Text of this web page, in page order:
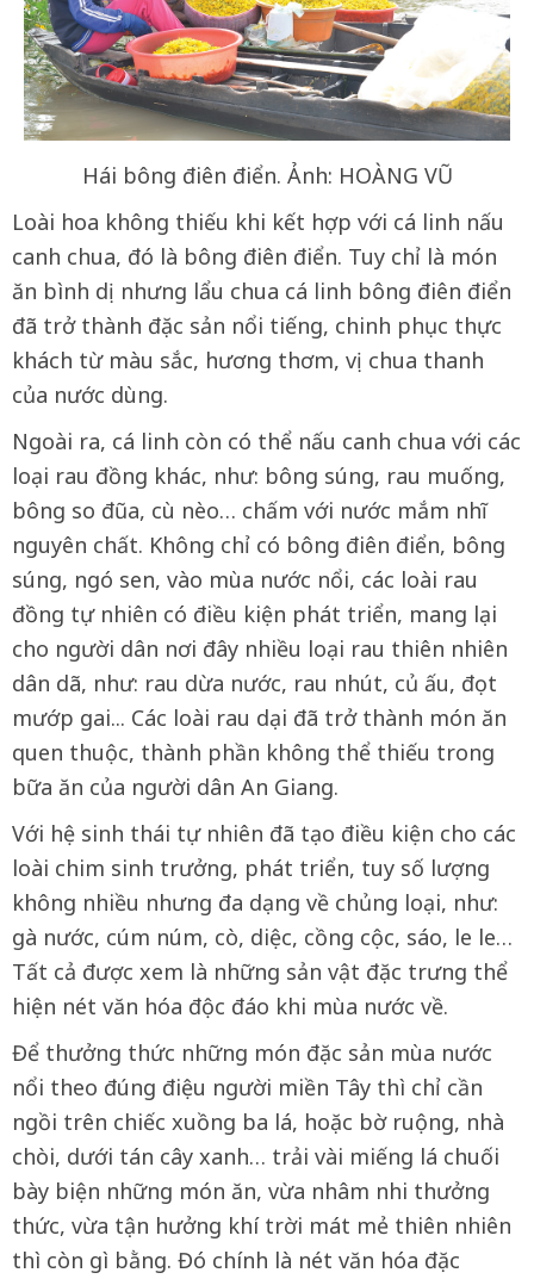
Hái bông điên điển. Ảnh: HOÀNG VŨ
Loài hoa không thiếu khi kết hợp với cá linh nấu
canh chua, đó là bông điên điển. Tuy chỉ là món
ăn bình dị nhưng lẩu chua cá linh bông điên điển
đã trở thành đặc sản nổi tiếng, chinh phục thực
khách từ màu sắc, hương thơm, vị chua thanh
của nước dùng.
Ngoài ra, cá linh còn có thể nấu canh chua với các
loại rau đồng khác, như: bông súng, rau muống,
bông so đũa, cù nèo… chấm với nước mắm nhĩ
nguyên chất. Không chỉ có bông điên điển, bông
súng, ngó sen, vào mùa nước nổi, các loài rau
đồng tự nhiên có điều kiện phát triển, mang lại
cho người dân nơi đây nhiều loại rau thiên nhiên
dân dã, như: rau dừa nước, rau nhút, củ ấu, đọt
mướp gai... Các loài rau dại đã trở thành món ăn
quen thuộc, thành phần không thể thiếu trong
bữa ăn của người dân An Giang.
Với hệ sinh thái tự nhiên đã tạo điều kiện cho các
loài chim sinh trưởng, phát triển, tuy số lượng
không nhiều nhưng đa dạng về chủng loại, như:
gà nước, cúm núm, cò, diệc, cồng cộc, sáo, le le…
Tất cả được xem là những sản vật đặc trưng thể
hiện nét văn hóa độc đáo khi mùa nước về.
Để thưởng thức những món đặc sản mùa nước
nổi theo đúng điệu người miền Tây thì chỉ cần
ngồi trên chiếc xuồng ba lá, hoặc bờ ruộng, nhà
chòi, dưới tán cây xanh… trải vài miếng lá chuối
bày biện những món ăn, vừa nhâm nhi thưởng
thức, vừa tận hưởng khí trời mát mẻ thiên nhiên
thì còn gì bằng. Đó chính là nét văn hóa đặc